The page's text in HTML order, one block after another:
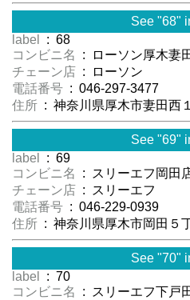
See "68"
label
: 68
コンビニ名
: ローソン厚木妻
チェーン店 : ローソン
電話番号 : 046-297-3477
住所 : 神奈川県厚木市妻田西
See "69"
label
: 69
コンビニ名
: スリーエフ岡田
チェーン店 : スリーエフ
電話番号 : 046-229-0939
住所 : 神奈川県厚木市岡田５
See "70"
label
: 70
コンビニ名
: スリーエフ下戸